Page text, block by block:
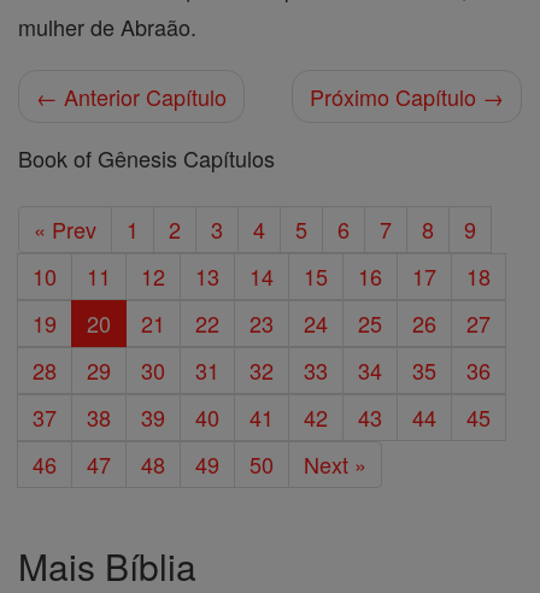
mulher de Abraão.
← Anterior Capítulo
Próximo Capítulo →
Book of Gênesis Capítulos
« Prev 1 2 3 4 5 6 7 8
9
10
11 12 13 14 15 16 17
18
19
20 21 22 23 24 25 26
27
28
29 30 31 32 33 34 35
36
37
38 39 40 41 42 43 44
45
46
47 48 49 50 Next »
Mais Bíblia